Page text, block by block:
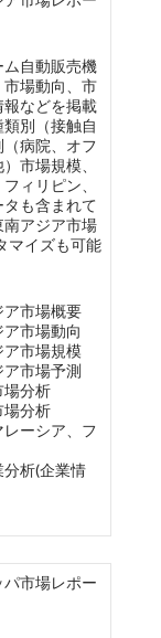
自動販売機
場動向、市
などを掲載
別（接触自
病院、オフ
市場規模、
ィリピン、
も含まれて
アジア市場
マイズも可能
ア市場概要
市場動向
ア市場規模
ア市場予測
場分析
場分析
レーシア、フ
分析(企業情
パ市場レポー